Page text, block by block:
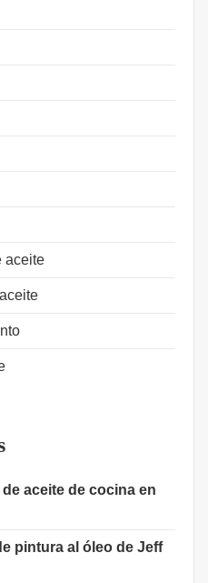
aceite
aceite de cocina en
pintura al óleo de Jeff